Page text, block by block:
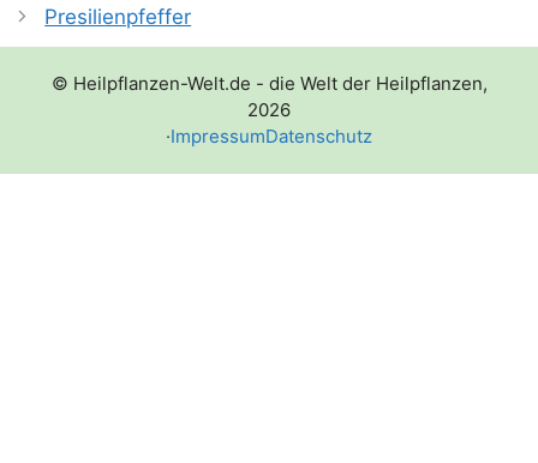
Presilienpfeffer
© Heilpflanzen-Welt.de - die Welt der Heilpflanzen,
2026
·ImpressumDatenschutz